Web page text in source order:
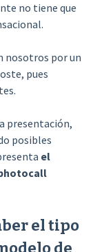
no tiene que
nosotros por un
pues
presentación,
posibles
el
el tipo
de